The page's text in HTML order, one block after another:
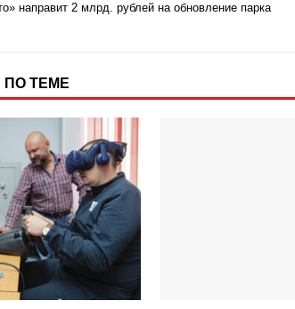
направит 2 млрд. рублей на обновление парка
ПО ТЕМЕ